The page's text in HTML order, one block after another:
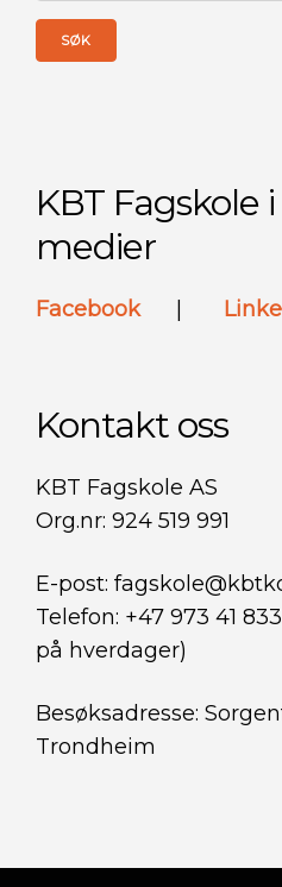
KBT Fagskole
medier
Facebook
Kontakt oss
KBT Fagskole AS
Org.nr: 924 519 991
E-post:
Telefon: +47 973 41
på hverdager)
Besøksadresse:
Trondheim